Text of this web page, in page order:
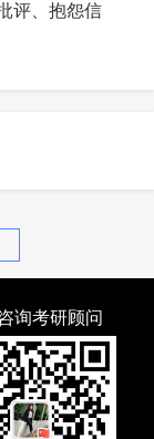
评、抱怨信
询考研顾问